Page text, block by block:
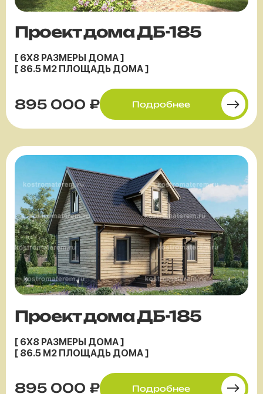
Проект дома ДБ-185
[ 6X8 РАЗМЕРЫ ДОМА ]
[ 86.5 М2 ПЛОЩАДЬ ДОМА ]
895 000 ₽ Подробнее
Проект дома ДБ-185
[ 6X8 РАЗМЕРЫ ДОМА ]
[ 86.5 М2 ПЛОЩАДЬ ДОМА ]
895 000 ₽ Подробнее